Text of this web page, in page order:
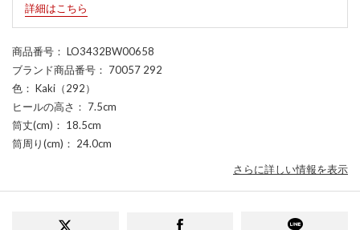
詳細はこちら
商品番号 ： LO3432BW00658
ブランド商品番号 ： 70057 292
色 ： Kaki（292）
ヒールの高さ ： 7.5cm
筒丈(cm) ： 18.5cm
筒周り(cm) ： 24.0cm
さらに詳しい情報を表示